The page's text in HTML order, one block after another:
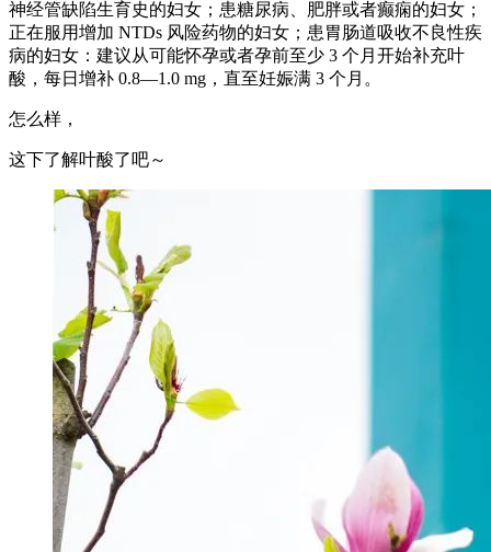
神经管缺陷生育史的妇女；患糖尿病、肥胖或者癫痫的妇女；
正在服用增加 NTDs 风险药物的妇女；患胃肠道吸收不良性疾
病的妇女：建议从可能怀孕或者孕前至少 3 个月开始补充叶
酸，每日增补 0.8—1.0 mg，直至妊娠满 3 个月。
怎么样，
这下了解叶酸了吧～